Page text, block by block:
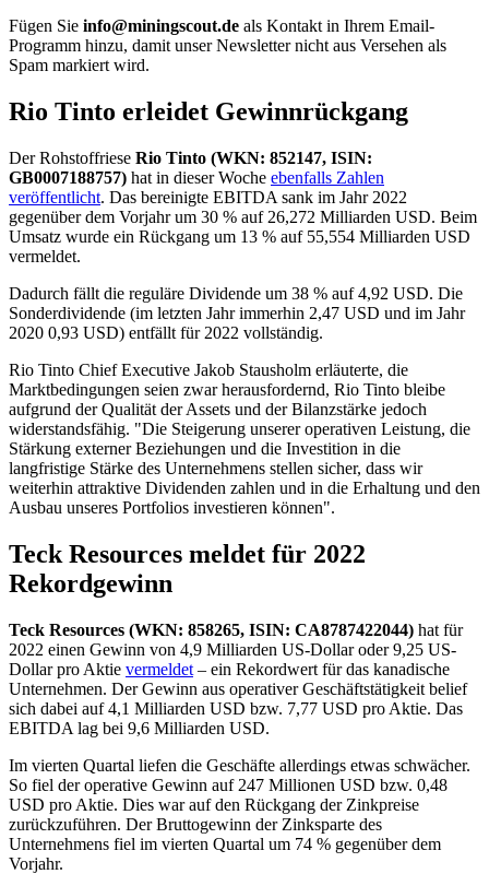
Fügen Sie info@miningscout.de als Kontakt in Ihrem Email-
Programm hinzu, damit unser Newsletter nicht aus Versehen als
Spam markiert wird.
Rio Tinto erleidet Gewinnrückgang
Der Rohstoffriese Rio Tinto (WKN: 852147, ISIN:
GB0007188757) hat in dieser Woche ebenfalls Zahlen
veröffentlicht. Das bereinigte EBITDA sank im Jahr 2022
gegenüber dem Vorjahr um 30 % auf 26,272 Milliarden USD. Beim
Umsatz wurde ein Rückgang um 13 % auf 55,554 Milliarden USD
vermeldet.
Dadurch fällt die reguläre Dividende um 38 % auf 4,92 USD. Die
Sonderdividende (im letzten Jahr immerhin 2,47 USD und im Jahr
2020 0,93 USD) entfällt für 2022 vollständig.
Rio Tinto Chief Executive Jakob Stausholm erläuterte, die
Marktbedingungen seien zwar herausfordernd, Rio Tinto bleibe
aufgrund der Qualität der Assets und der Bilanzstärke jedoch
widerstandsfähig. "Die Steigerung unserer operativen Leistung, die
Stärkung externer Beziehungen und die Investition in die
langfristige Stärke des Unternehmens stellen sicher, dass wir
weiterhin attraktive Dividenden zahlen und in die Erhaltung und den
Ausbau unseres Portfolios investieren können".
Teck Resources meldet für 2022
Rekordgewinn
Teck Resources (WKN: 858265, ISIN: CA8787422044) hat für
2022 einen Gewinn von 4,9 Milliarden US-Dollar oder 9,25 US-
Dollar pro Aktie vermeldet – ein Rekordwert für das kanadische
Unternehmen. Der Gewinn aus operativer Geschäftstätigkeit belief
sich dabei auf 4,1 Milliarden USD bzw. 7,77 USD pro Aktie. Das
EBITDA lag bei 9,6 Milliarden USD.
Im vierten Quartal liefen die Geschäfte allerdings etwas schwächer.
So fiel der operative Gewinn auf 247 Millionen USD bzw. 0,48
USD pro Aktie. Dies war auf den Rückgang der Zinkpreise
zurückzuführen. Der Bruttogewinn der Zinksparte des
Unternehmens fiel im vierten Quartal um 74 % gegenüber dem
Vorjahr.